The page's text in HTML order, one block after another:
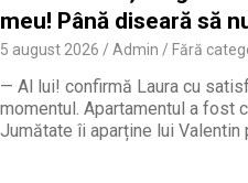
meu! Până diseară să
5 august 2026 Admin Fără
— Al lui! confirmă Laura cu
momentul. Apartamentul a fost
Jumătate îi aparține lui Valentin